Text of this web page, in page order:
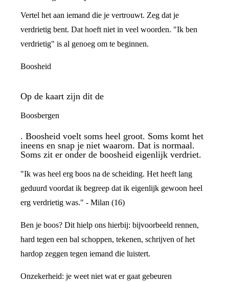
Vertel het aan iemand die je vertrouwt. Zeg dat je
verdrietig bent. Dat hoeft niet in veel woorden. "Ik ben
verdrietig" is al genoeg om te beginnen.
Boosheid
Op de kaart zijn dit de
Boosbergen
. Boosheid voelt soms heel groot. Soms komt het
ineens en snap je niet waarom. Dat is normaal.
Soms zit er onder de boosheid eigenlijk verdriet.
"Ik was heel erg boos na de scheiding. Het heeft lang
geduurd voordat ik begreep dat ik eigenlijk gewoon heel
erg verdrietig was." - Milan (16)
Ben je boos? Dit hielp ons hierbij: bijvoorbeeld rennen,
hard tegen een bal schoppen, tekenen, schrijven of het
hardop zeggen tegen iemand die luistert.
Onzekerheid: je weet niet wat er gaat gebeuren